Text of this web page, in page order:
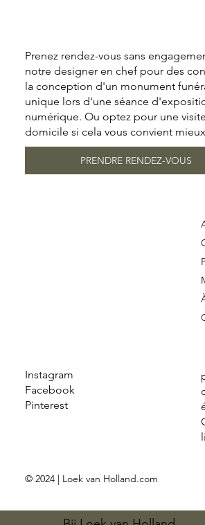
Instagram
Facebook
Pinterest
© 2024 | Loek van Holland.com
Prenez rendez-vous sans
notre designer en chef pour des
la conception d'un monument
unique lors d'une séance
numérique. Ou optez pour une
domicile si cela vous convient
PRENDRE RENDEZ-VOUS